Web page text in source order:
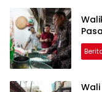
Perkara Hukum
Berjalan